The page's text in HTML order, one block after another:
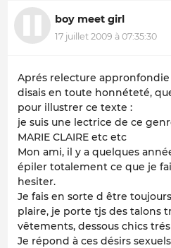
boy meet girl
17 juillet 2009 à 07:35:30
Aprés relecture
disais en toute honnéteté,
pour illustrer ce texte :
je suis une lectrice de ce
MARIE CLAIRE etc etc
Mon ami, il y a quelques
épiler totalement ce que je
hesiter.
Je fais en sorte d être
plaire, je porte tjs des talons
vêtements, dessous chics trés
Je répond à ces désirs